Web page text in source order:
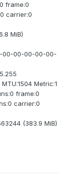
frame:0
carrier:0
MiB)
00-00-00-00-00-
MTU:1504 Metric:1
frame:0
carrier:0
(383.9 MiB)